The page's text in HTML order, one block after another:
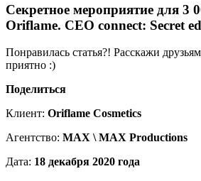
Секретное мероприятие для 3
Oriflame. CEO connect: Secret
Понравилась статья?! Расскажи
приятно :)
Поделиться
Клиент: Oriflame Cosmetics
Агентство: MAX \ MAX Productions
Дата: 18 декабря 2020 года